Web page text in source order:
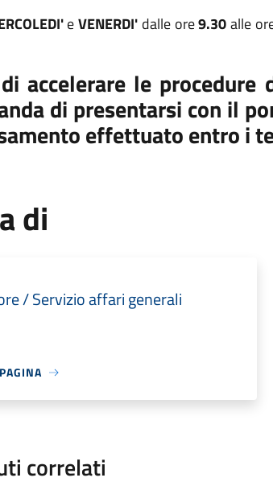
eVENERDI' dalle ore9.30alle
accelerare le procedure
di presentarsi con il
effettuato entro i
di
/ Servizio affari generali
correlati